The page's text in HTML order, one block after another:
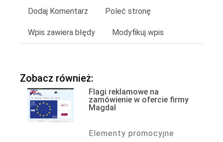
Dodaj Komentarz Poleć stronę
Wpis zawiera błędy Modyfikuj wpis
Zobacz również:
Flagi reklamowe na
zamówienie w ofercie firmy
Magdal
Elementy promocyjne